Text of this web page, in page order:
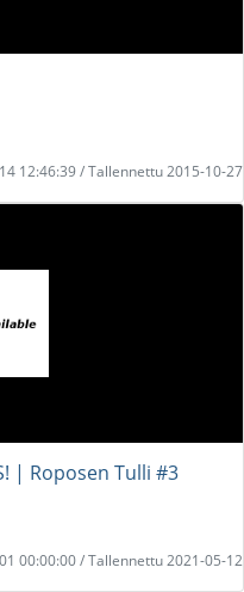
12:46:39 / Tallennettu 2015-10-27
| Roposen Tulli #3
00:00:00 / Tallennettu 2021-05-12